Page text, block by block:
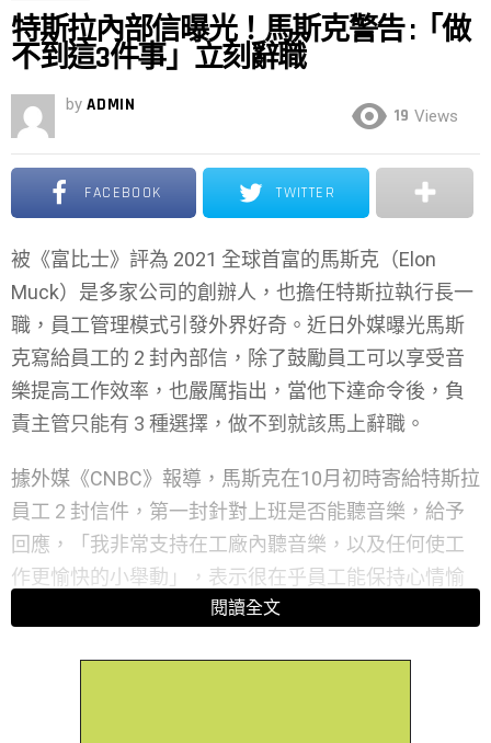
特斯拉內部信曝光！馬斯克警告 :「做
不到這3件事」立刻辭職
by ADMIN
19 Views
FACEBOOK TWITTER
被《富比士》評為 2021 全球首富的馬斯克（Elon
Muck）是多家公司的創辦人，也擔任特斯拉執行長一
職，員工管理模式引發外界好奇。近日外媒曝光馬斯
克寫給員工的 2 封內部信，除了鼓勵員工可以享受音
樂提高工作效率，也嚴厲指出，當他下達命令後，負
責主管只能有 3 種選擇，做不到就該馬上辭職。
據外媒《CNBC》報導，馬斯克在10月初時寄給特斯拉
員工 2 封信件，第一封針對上班是否能聽音樂，給予
回應，「我非常支持在工廠內聽音樂，以及任何使工
作更愉快的小舉動」，表示很在乎員工能保持心情愉
悅的上班，因此同意員工如果對選擇音樂有共識，非
閱讀全文